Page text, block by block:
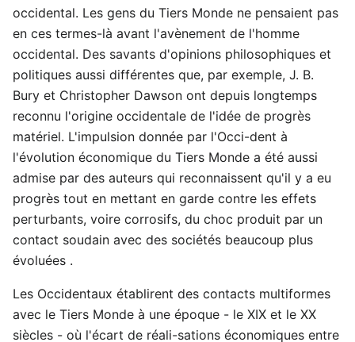
occidental. Les gens du Tiers Monde ne pensaient pas
en ces termes-là avant l'avènement de l'homme
occidental. Des savants d'opinions philosophiques et
politiques aussi différentes que, par exemple, J. B.
Bury et Christopher Dawson ont depuis longtemps
reconnu l'origine occidentale de l'idée de progrès
matériel. L'impulsion donnée par l'Occi-dent à
l'évolution économique du Tiers Monde a été aussi
admise par des auteurs qui reconnaissent qu'il y a eu
progrès tout en mettant en garde contre les effets
perturbants, voire corrosifs, du choc produit par un
contact soudain avec des sociétés beaucoup plus
évoluées .
Les Occidentaux établirent des contacts multiformes
avec le Tiers Monde à une époque - le XIX et le XX
siècles - où l'écart de réali-sations économiques entre